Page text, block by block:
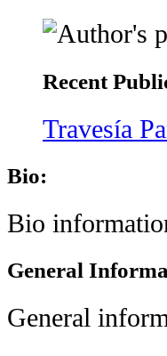
Recent
Travesía
Bio:
Bio
General
General